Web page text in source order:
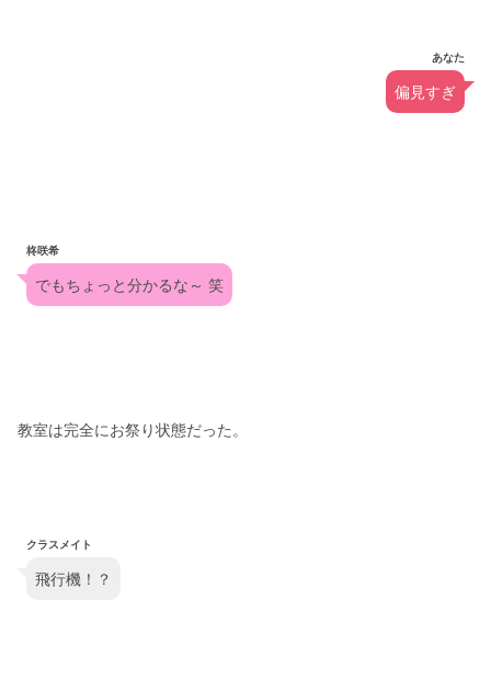
あなた
偏見すぎ
柊咲希
でもちょっと分かるな～ 笑
教室は完全にお祭り状態だった。
クラスメイト
飛行機！？